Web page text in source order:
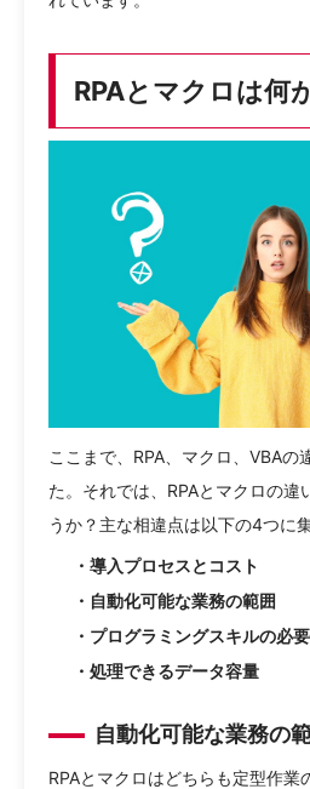
RPAとマクロは何
ここまで、RPA、マクロ、VBAの
た。それでは、RPAとマクロの違
うか？主な相違点は以下の4つに
・導入プロセスとコスト
・自動化可能な業務の範囲
・プログラミングスキルの必
・処理できるデータ容量
自動化可能な業務の
RPAとマクロはどちらも定型作業